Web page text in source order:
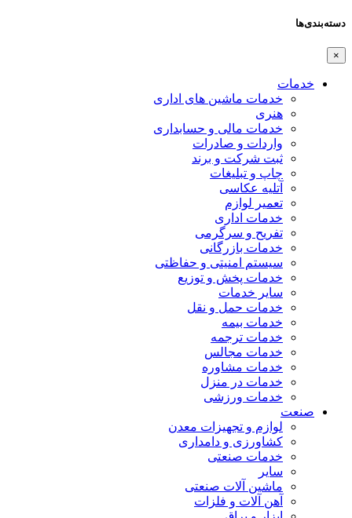
دسته‌بندی‌ها
×
خدمات
خدمات ماشین های اداری
هنری
خدمات مالی و حسابداری
واردات و صادرات
ثبت شرکت و برند
چاپ و تبلیغات
آتلیه عکاسی
تعمیر لوازم
خدمات اداری
تفریح و سرگرمی
خدمات بازرگانی
سیستم امنیتی و حفاظتی
خدمات پخش و توزیع
سایر خدمات
خدمات حمل و نقل
خدمات بیمه
خدمات ترجمه
خدمات مجالس
خدمات مشاوره
خدمات در منزل
خدمات ورزشی
صنعت
لوازم و تجهیزات معدن
کشاورزی و دامداری
خدمات صنعتی
سایر
ماشین آلات صنعتی
آهن آلات و فلزات